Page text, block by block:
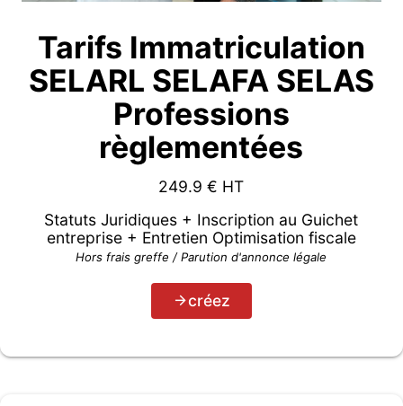
Tarifs Immatriculation
SELARL SELAFA SELAS
Professions
règlementées
249.9 € HT
Statuts Juridiques + Inscription au Guichet
entreprise + Entretien Optimisation fiscale
Hors frais greffe / Parution d'annonce légale
créez